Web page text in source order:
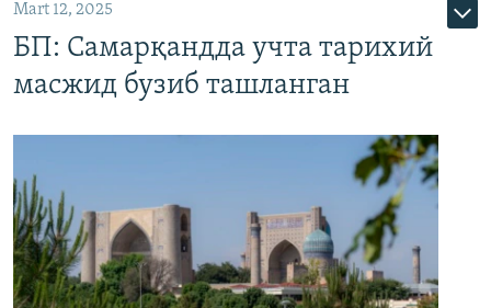
Mart 12, 2025
БП: Самарқандда учта тарихий
масжид бузиб ташланган